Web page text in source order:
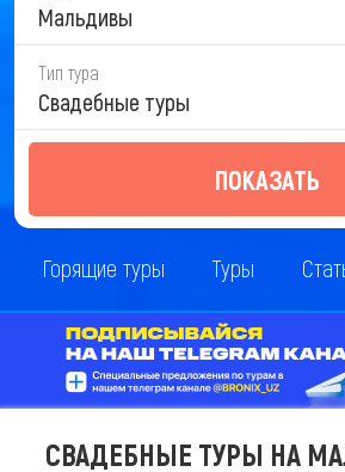
Мальдивы
Тип тура
Свадебные туры
ПОКАЗАТЬ
Горящие туры Туры
СВАДЕБНЫЕ ТУРЫ НА